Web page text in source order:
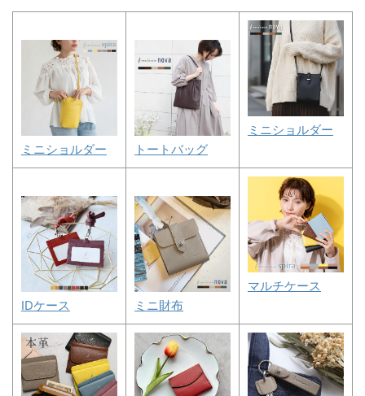
ミニショルダー トートバッグ
ミニショルダー
IDケース ミニ財布
マルチケース